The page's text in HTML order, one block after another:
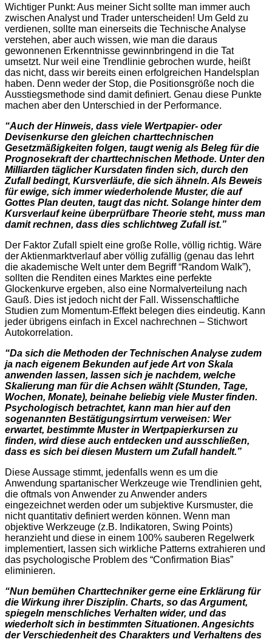
Wichtiger Punkt: Aus meiner Sicht sollte man immer auch
zwischen Analyst und Trader unterscheiden! Um Geld zu
verdienen, sollte man einerseits die Technische Analyse
verstehen, aber auch wissen, wie man die daraus
gewonnenen Erkenntnisse gewinnbringend in die Tat
umsetzt. Nur weil eine Trendlinie gebrochen wurde, heißt
das nicht, dass wir bereits einen erfolgreichen Handelsplan
haben. Denn weder der Stop, die Positionsgröße noch die
Ausstiegsmethode sind damit definiert. Genau diese Punkte
machen aber den Unterschied in der Performance.
“Auch der Hinweis, dass viele Wertpapier- oder
Devisenkurse den gleichen charttechnischen
Gesetzmäßigkeiten folgen, taugt wenig als Beleg für die
Prognosekraft der charttechnischen Methode. Unter den
Milliarden täglicher Kursdaten finden sich, durch den
Zufall bedingt, Kursverläufe, die sich ähneln. Als Beweis
für ewige, sich immer wiederholende Muster, die auf
Gottes Plan deuten, taugt das nicht. Solange hinter dem
Kursverlauf keine überprüfbare Theorie steht, muss man
damit rechnen, dass dies schlichtweg Zufall ist.”
Der Faktor Zufall spielt eine große Rolle, völlig richtig. Wäre
der Aktienmarktverlauf aber völlig zufällig (genau das lehrt
die akademische Welt unter dem Begriff “Random Walk”),
sollten die Renditen eines Marktes eine perfekte
Glockenkurve ergeben, also eine Normalverteilung nach
Gauß. Dies ist jedoch nicht der Fall. Wissenschaftliche
Studien zum Momentum-Effekt belegen dies eindeutig. Kann
jeder übrigens einfach in Excel nachrechnen – Stichwort
Autokorrelation.
“Da sich die Methoden der Technischen Analyse zudem
ja nach eigenem Bekunden auf jede Art von Skala
anwenden lassen, lassen sich je nachdem, welche
Skalierung man für die Achsen wählt (Stunden, Tage,
Wochen, Monate), beinahe beliebig viele Muster finden.
Psychologisch betrachtet, kann man hier auf den
sogenannten Bestätigungsirrtum verweisen: Wer
erwartet, bestimmte Muster in Wertpapierkursen zu
finden, wird diese auch entdecken und ausschließen,
dass es sich bei diesen Mustern um Zufall handelt.”
Diese Aussage stimmt, jedenfalls wenn es um die
Anwendung spartanischer Werkzeuge wie Trendlinien geht,
die oftmals von Anwender zu Anwender anders
eingezeichnet werden oder um subjektive Kursmuster, die
nicht quantitativ definiert werden können. Wenn man
objektive Werkzeuge (z.B. Indikatoren, Swing Points)
heranzieht und diese in einem 100% sauberen Regelwerk
implementiert, lassen sich wirkliche Patterns extrahieren und
das psychologische Problem des “Confirmation Bias”
eliminieren.
“Nun bemühen Charttechniker gerne eine Erklärung für
die Wirkung ihrer Disziplin. Charts, so das Argument,
spiegeln menschliches Verhalten wider, und das
wiederholt sich in bestimmten Situationen. Angesichts
der Verschiedenheit des Charakters und Verhaltens des